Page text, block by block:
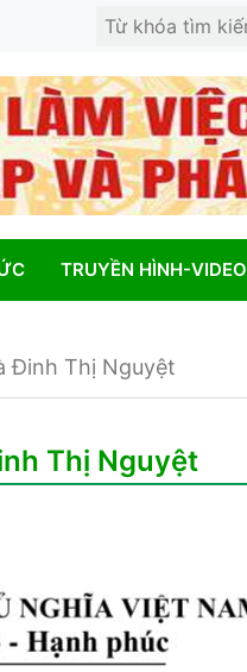
Search
TRUYỀN HÌNH-VIDEO
Đinh Thị Nguyệt
Thị Nguyệt